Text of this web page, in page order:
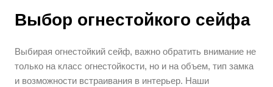
Выбор огнестойкого сейфа
Выбирая огнестойкий сейф, важно обратить внимание не
только на класс огнестойкости, но и на объем, тип замка
и возможности встраивания в интерьер. Наши